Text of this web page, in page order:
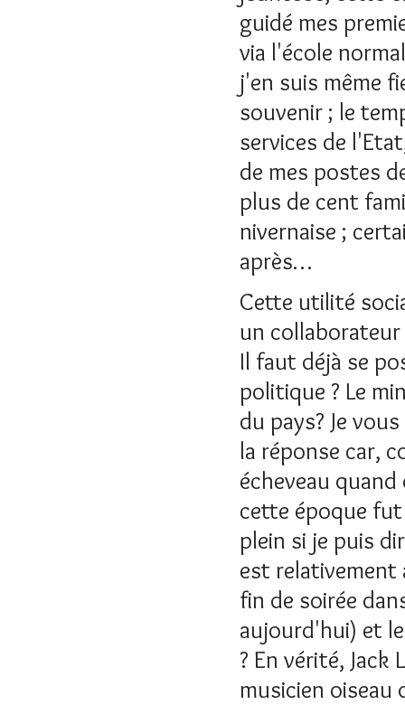
guidé mes
via l'école
j'en suis même
souvenir ; le
services de
de mes postes
plus de cent
nivernaise ;
après…
Cette utilité
un
Il faut déjà se
politique ? Le
du pays? Je
la réponse car,
écheveau
cette époque
plein si je puis
est relativement
fin de soirée
aujourd'hui) et
? En vérité,
musicien oiseau